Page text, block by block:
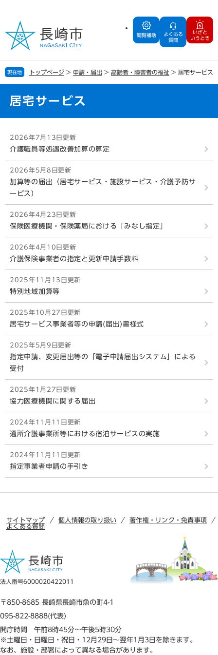
の
で
す
ー
ば
し
へ
閲覧補助
よくある
質問
いざと
いうとき
現在地 トップページ > 申請・届出 > 高齢者・障害者の福祉 > 居宅サービス
居宅サービス
2026年7月13日更新
介護職員等処遇改善加算の算定
2026年5月8日更新
加算等の届出（居宅サービス・施設サービス・介護予防サ
ービス）
2026年4月23日更新
保険医療機関・保険薬局における「みなし指定」
2026年4月10日更新
介護保険事業者の指定と更新申請手数料
2025年11月13日更新
特別地域加算等
2025年10月27日更新
居宅サービス事業者等の申請(届出)書様式
2025年5月9日更新
指定申請、変更届出等の「電子申請届出システム」による
受付
2025年1月27日更新
協力医療機関に関する届出
2024年11月11日更新
通所介護事業所等における宿泊サービスの実施
2024年11月11日更新
指定事業者申請の手引き
サイトマップ 個人情報の取り扱い
著作権・リンク・免責事項
よくある質問
法人番号6000020422011
〒850-8685 長崎県長崎市魚の町4-1
095-822-8888(代表)
開庁時間 午前8時45分～午後5時30分
※土曜日・日曜日・祝日・12月29日～翌年1月3日を除きます。
なお、施設・部署によって異なる場合があります。